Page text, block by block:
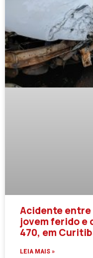
Acidente
jovem ferido e
470, em
LEIA MAIS »